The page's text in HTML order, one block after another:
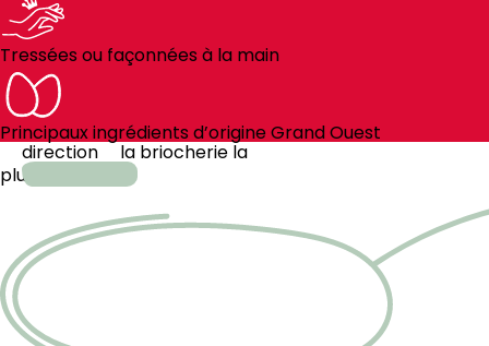
Tressées ou façonnées à la main
Principaux ingrédients d’origine Grand Ouest
direction la briocherie la
plus